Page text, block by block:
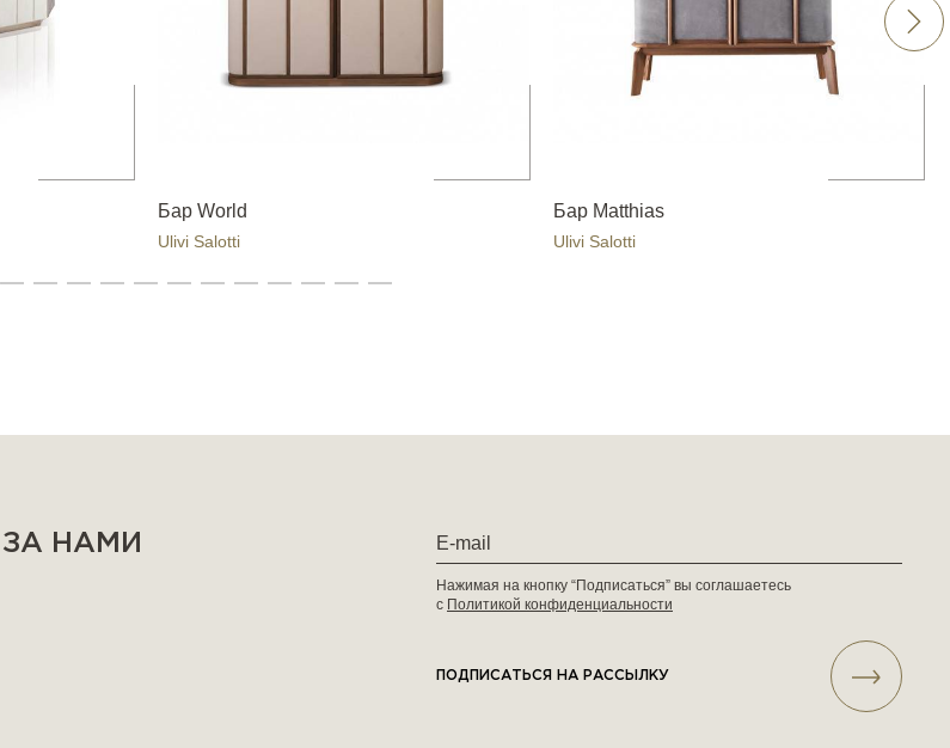
Бар World
Ulivi Salotti
Бар Matthias
Ulivi Salotti
НАМИ
Нажимая на кнопку “Подписаться” вы соглашаетесь
с Политикой конфиденциальности
ПОДПИСАТЬСЯ НА РАССЫЛКУ